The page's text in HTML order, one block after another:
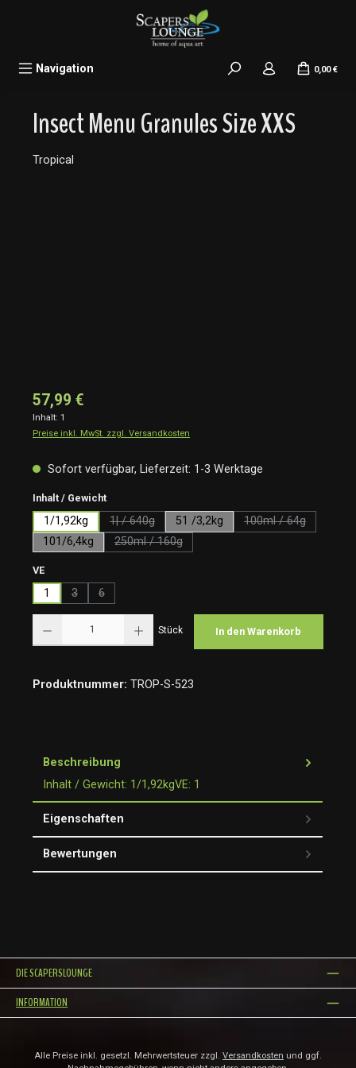
Navigation 0,00 €
Insect Menu Granules Size XXS
Tropical
57,99 €
Inhalt: 1
Preise inkl. MwSt. zzgl. Versandkosten
Sofort verfügbar, Lieferzeit: 1-3 Werktage
Inhalt / Gewichtauswählen
1/1,92kg 1| / 640g(Diese Option ist zurzeit nicht verfügbar.)
51 /3,2kg 100ml / 64g(Diese Option ist
101/6,4kg 250ml / 160g(Diese Option ist zurzeit nicht verfügbar.)
VEauswählen
1 3(Diese Option ist zurzeit nicht verfügbar.)
6(Diese Option ist zurzeit nicht verfügbar.)
Stück In den Warenkorb
Produktnummer: TROP-S-523
Beschreibung
Inhalt / Gewicht: 1/1,92kgVE: 1
Eigenschaften
Bewertungen
DIE SCAPERSLOUNGE
INFORMATION
Alle Preise inkl. gesetzl. Mehrwertsteuer zzgl. Versandkosten und ggf.